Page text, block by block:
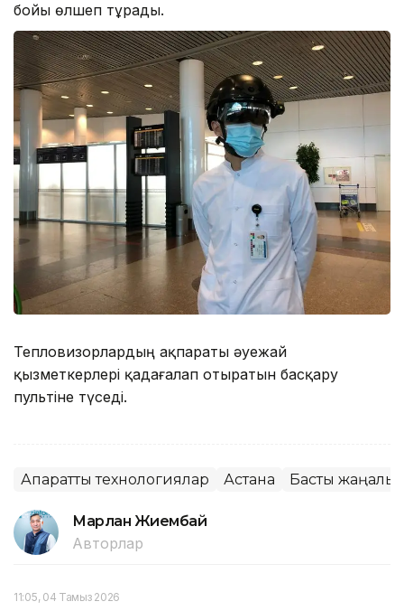
бойы өлшеп тұрады.
Тепловизорлардың ақпараты әуежай
қызметкерлері қадағалап отыратын басқару
пультіне түседі.
Ақпараттық технологиялар Астана Басты жаңалық
Марлан Жиембай
Авторлар
11:05, 04 Тамыз 2026